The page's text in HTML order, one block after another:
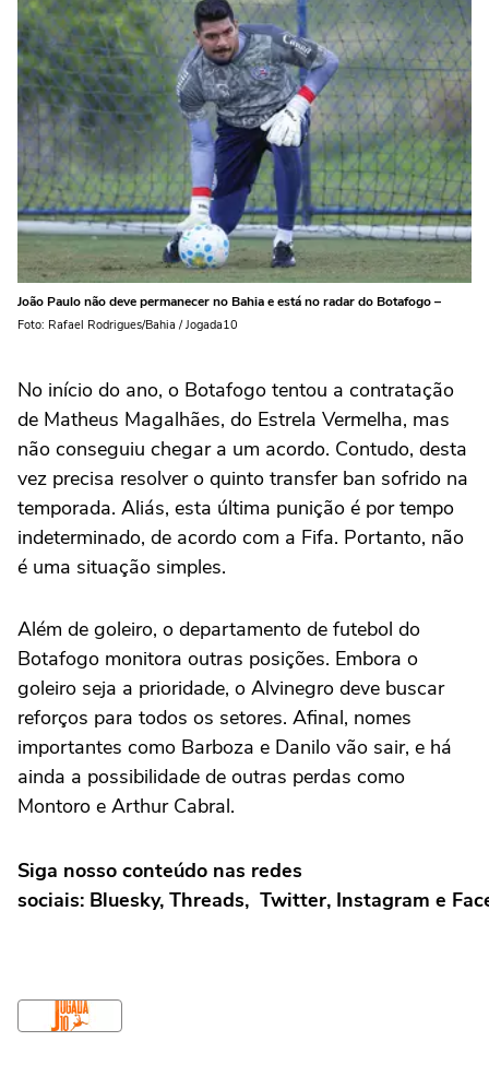
João Paulo não deve permanecer no Bahia e está no radar do Botafogo –
Foto: Rafael Rodrigues/Bahia / Jogada10
No início do ano, o Botafogo tentou a contratação
de Matheus Magalhães, do Estrela Vermelha, mas
não conseguiu chegar a um acordo. Contudo, desta
vez precisa resolver o quinto transfer ban sofrido na
temporada. Aliás, esta última punição é por tempo
indeterminado, de acordo com a Fifa. Portanto, não
é uma situação simples.
Além de goleiro, o departamento de futebol do
Botafogo monitora outras posições. Embora o
goleiro seja a prioridade, o Alvinegro deve buscar
reforços para todos os setores. Afinal, nomes
importantes como Barboza e Danilo vão sair, e há
ainda a possibilidade de outras perdas como
Montoro e Arthur Cabral.
Siga nosso conteúdo nas redes
sociais: Bluesky, Threads, Twitter, Instagram e